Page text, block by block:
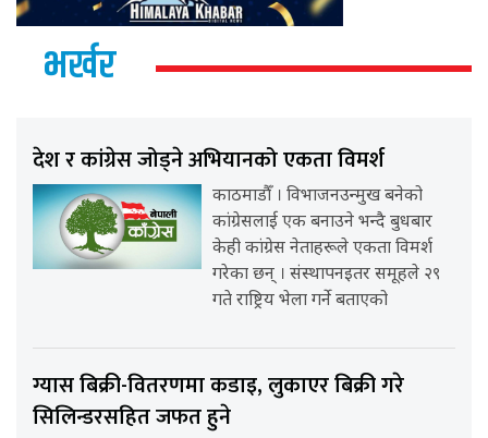
भर्खर
देश र कांग्रेस जोड्ने अभियानको एकता विमर्श
काठमाडौँ । विभाजनउन्मुख बनेको
कांग्रेसलाई एक बनाउने भन्दै बुधबार
केही कांग्रेस नेताहरूले एकता विमर्श
गरेका छन् । संस्थापनइतर समूहले २९
गते राष्ट्रिय भेला गर्ने बताएको
ग्यास बिक्री-वितरणमा कडाइ, लुकाएर बिक्री गरे
सिलिन्डरसहित जफत हुने